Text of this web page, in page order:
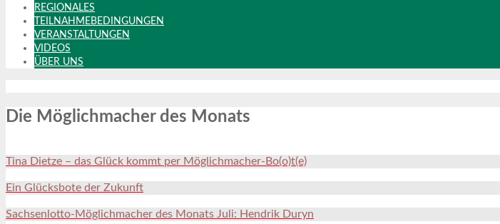
REGIONALES
TEILNAHMEBEDINGUNGEN
VERANSTALTUNGEN
VIDEOS
ÜBER UNS
Die Möglichmacher des Monats
Tina Dietze – das Glück kommt per Möglichmacher-Bo(o)t(e)
Ein Glücksbote der Zukunft
Sachsenlotto-Möglichmacher des Monats Juli: Hendrik Duryn